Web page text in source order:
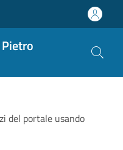
del portale usando